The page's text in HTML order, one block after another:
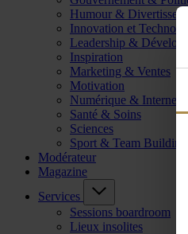
Humour &
Innovation et
Leadership &
Inspiration
Marketing & Ventes
Motivation
Numérique & Internet
Santé & Soins
Sciences
Sport & Team Building
Modérateur
Magazine
Services
Sessions boardroom
Lieux insolites